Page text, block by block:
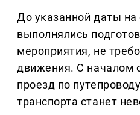
До указанной даты на
выполнялись
мероприятия, не
движения. С началом
проезд по
транспорта станет